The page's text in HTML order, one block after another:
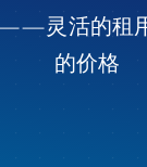
灵活的租
的价格